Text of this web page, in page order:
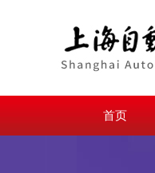
首页